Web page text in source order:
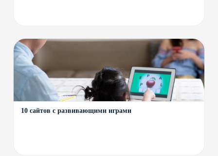
10 сайтов с развивающими играми